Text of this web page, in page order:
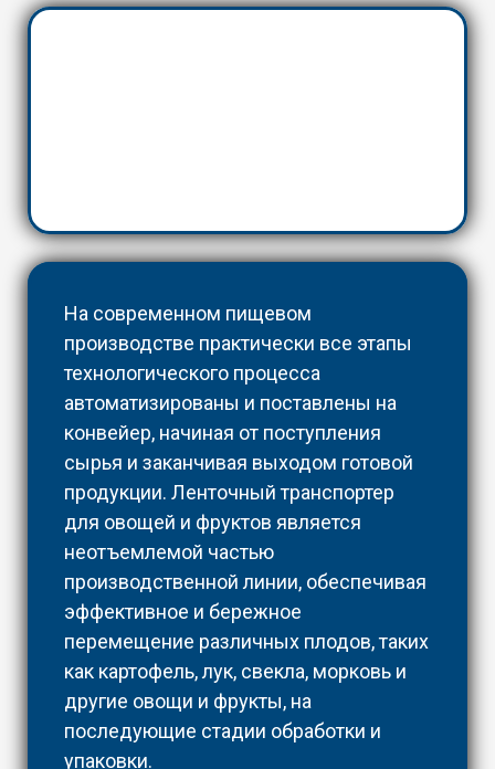
На современном пищевом
производстве практически все этапы
технологического процесса
автоматизированы и поставлены на
конвейер, начиная от поступления
сырья и заканчивая выходом готовой
продукции. Ленточный транспортер
для овощей и фруктов является
неотъемлемой частью
производственной линии, обеспечивая
эффективное и бережное
перемещение различных плодов, таких
как картофель, лук, свекла, морковь и
другие овощи и фрукты, на
последующие стадии обработки и
упаковки.